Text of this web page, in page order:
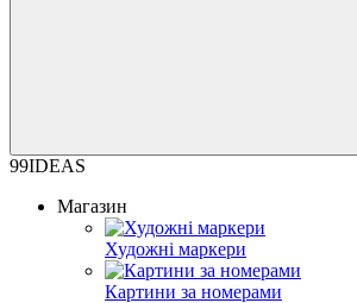
99IDEAS
Магазин
Художні маркери
Картини за номерами